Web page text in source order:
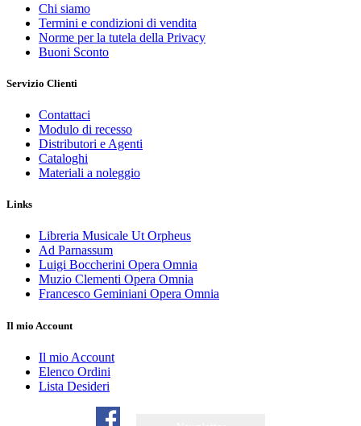
Chi siamo
Termini e condizioni di vendita
Norme per la tutela della Privacy
Buoni Sconto
Servizio Clienti
Contattaci
Modulo di recesso
Distributori e Agenti
Cataloghi
Materiali a noleggio
Links
Libreria Musicale Ut Orpheus
Ad Parnassum
Luigi Boccherini Opera Omnia
Muzio Clementi Opera Omnia
Francesco Geminiani Opera Omnia
Il mio Account
Il mio Account
Elenco Ordini
Lista Desideri